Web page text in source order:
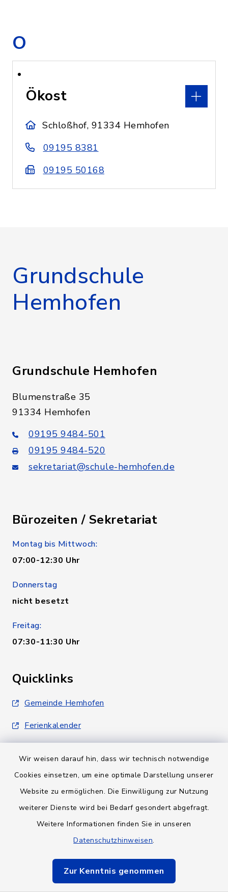
Wir weisen darauf hin, dass wir technisch notwendige
Cookies einsetzen, um eine optimale Darstellung unserer
Website zu ermöglichen. Die Einwilligung zur Nutzung
weiterer Dienste wird bei Bedarf gesondert abgefragt.
Weitere Informationen finden Sie in unseren
Datenschutzhinweisen.
Zur Kenntnis genommen
O
Ökost
Schloßhof, 91334 Hemhofen
09195 8381
09195 50168
Grundschule
Hemhofen
Grundschule Hemhofen
Blumenstraße 35
91334 Hemhofen
09195 9484-501
09195 9484-520
sekretariat@schule-hemhofen.de
Bürozeiten / Sekretariat
Montag bis Mittwoch:
07:00-12:30 Uhr
Donnerstag
nicht besetzt
Freitag:
07:30-11:30 Uhr
Quicklinks
Gemeinde Hemhofen
Ferienkalender
Barrierefreiheit
Impressum